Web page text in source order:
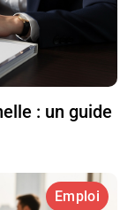
: un guide
Emploi